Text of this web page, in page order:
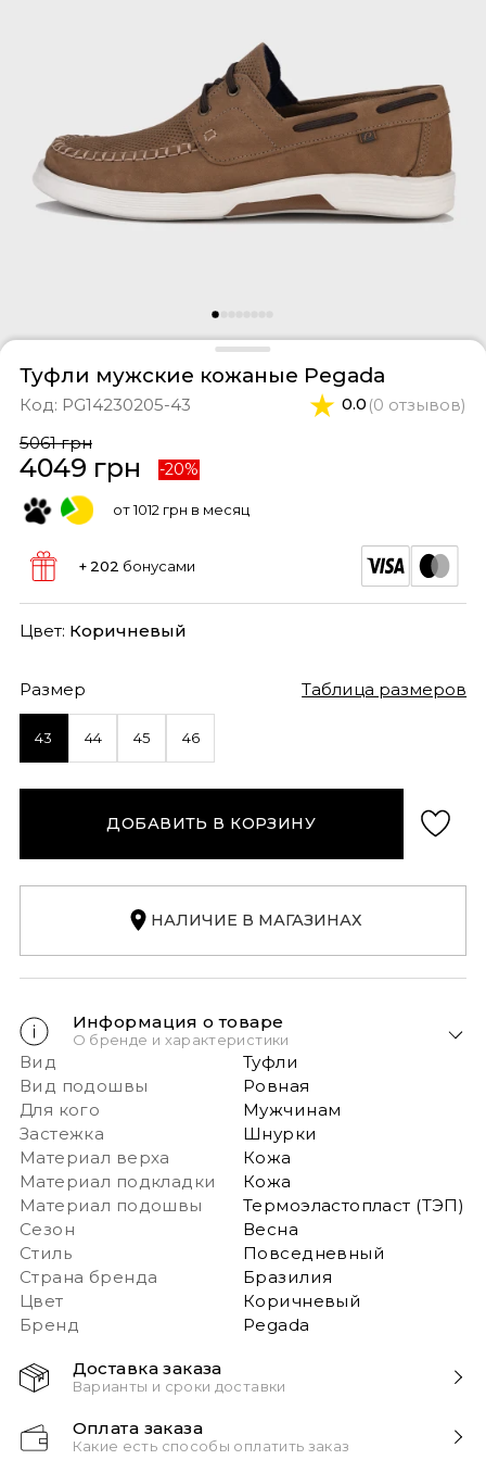
костюмы
Туфли мужские кожаные Pegada
Код: PG14230205-43 0.0 (0 отзывов)
5061 грн
4049 грн -20%
от 1012 грн в месяц
+ 202 бонусами
Цвет: Коричневый
Размер Таблица размеров
43 44 45 46
ДОБАВИТЬ В КОРЗИНУ
НАЛИЧИЕ В МАГАЗИНАХ
Информация о товаре
О бренде и характеристики
Вид
Туфли
Вид подошвы
Ровная
Для кого
Мужчинам
Застежка
Шнурки
Материал верха
Кожа
Материал подкладки
Кожа
Материал подошвы
Термоэластопласт (ТЭП)
Сезон
Весна
Стиль
Повседневный
Страна бренда
Бразилия
Цвет
Коричневый
Бренд
Pegada
Доставка заказа
Варианты и сроки доставки
заказа!Оплата заказа
Какие есть способы оплатить заказ